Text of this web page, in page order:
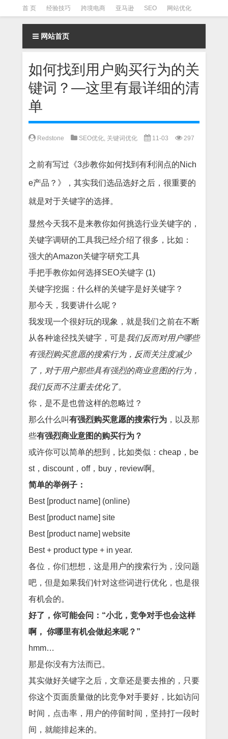
首 页 经验技巧 跨境电商 亚马逊 SEO 网站优化
Facebook营销 Facebook广告 facebook营销技巧
instagram营销
网站首页
如何找到用户购买行为的关
键词？—这里有最详细的清
单
Redstone SEO优化, 关键词优化 11-03 297
之前有写过《3步教你如何找到有利润点的Nich
e产品？ 》，其实我们选品选好之后，很重要的
就是对于关键字的选择。
显然今天我不是来教你如何挑选行业关键字的，
关键字调研的工具我已经介绍了很多，比如：
强大的Amazon关键字研究工具
手把手教你如何选择SEO关键字 (1)
关键字挖掘：什么样的关键字是好关键字？
那今天，我要讲什么呢？
我发现一个很好玩的现象，就是我们之前在不断
从各种途径找关键字，可是我们反而对用户哪些
有强烈购买意愿的搜索行为，反而关注度减少
了，对于用户那些具有强烈的商业意图的行为，
我们反而不注重去优化了。
你，是不是也曾这样的忽略过？
那么什么叫有强烈购买意愿的搜索行为 ，以及那
些有强烈商业意图的购买行为？
或许你可以简单的想到，比如类似：cheap，be
st，discount，off，buy，review啊。
简单的举例子：
Best [product name] (online)
Best [product name] site
Best [product name] website
Best + product type + in year.
各位，你们想想，这是用户的搜索行为，没问题
吧，但是如果我们针对这些词进行优化，也是很
有机会的。
好了，你可能会问：“小北，竞争对手也会这样
啊， 你哪里有机会做起来呢？”
hmm…
那是你没有方法而已。
其实做好关键字之后，文章还是要去推的，只要
你这个页面质量做的比竞争对手要好，比如访问
时间，点击率，用户的停留时间，坚持打一段时
间，就能排起来的。